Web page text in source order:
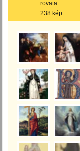
rovata
238 kép